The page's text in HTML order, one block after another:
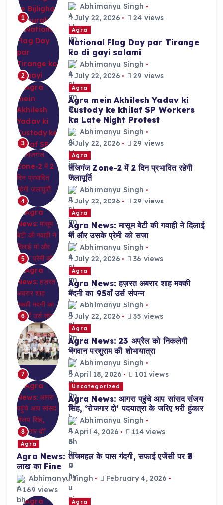
1
Abhimanyu Singh
July 22, 2026
24 views
2
Agra
National Flag Day par Tirange
ko di gayi salami
Abhimanyu Singh
July 22, 2026
29 views
3
Agra
Agra mein Akhilesh Yadav ki
Custody ke khilaf SP Workers
ka Late Night Protest
Abhimanyu Singh
July 22, 2026
29 views
4
Agra
ताजगंज Zone-2 में 2 दिन प्रभावित रहेगी
जलापूर्ति
Abhimanyu Singh
July 22, 2026
29 views
5
Agra
Agra News: मासूम बेटी की गवाही ने दिलाई
मां और उसके प्रेमी को सजा
Abhimanyu Singh
July 22, 2026
36 views
6
Agra
Agra News: हज़रत अबरार शाह मक्की
मदनी का 95वाँ उर्स संपन्न
Abhimanyu Singh
July 22, 2026
35 views
7
Agra
Agra News: 23 अप्रैल को निकलेगी
भगवान परशुराम की शोभायात्रा
Abhimanyu Singh
April 18, 2026
101 views
8
Uncategorized
Agra News: आगरा पहुंचे आप सांसद संजय
सिंह, ‘रोजगार दो’ पदयात्रा के जरिए भरी हुंकार
Abhimanyu Singh
April 4, 2026
114 views
Agra
Agra News: ताजमहल के पास गंदगी, सफाई एजेंसी पर ₹3
लाख का Fine
Abhimanyu Singh
February 4, 2026
169 views
Agra